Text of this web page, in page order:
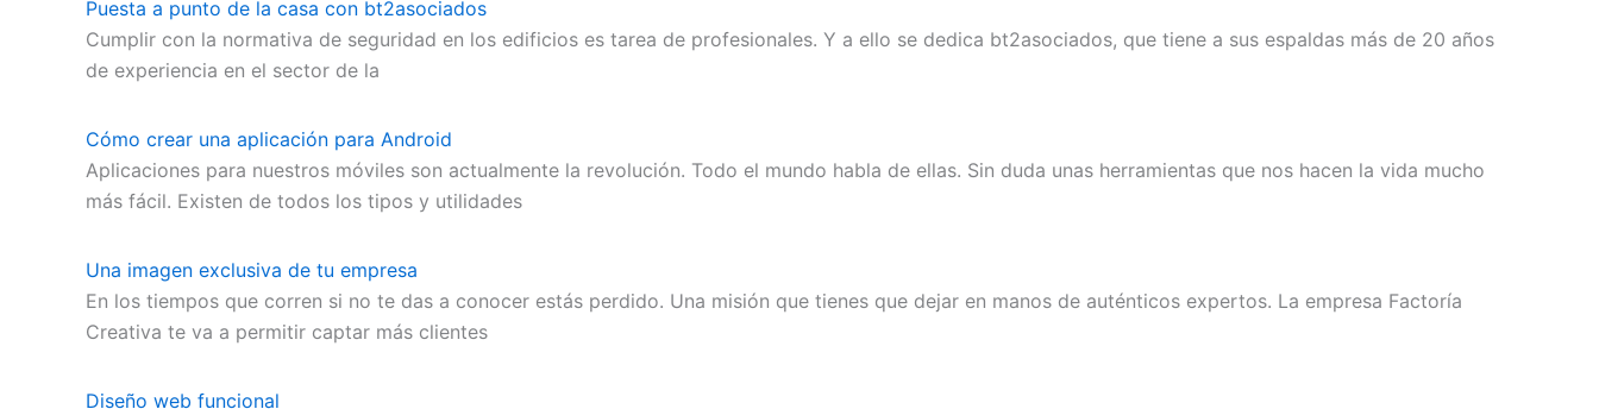
Puesta a punto de la casa con bt2asociados
Cumplir con la normativa de seguridad en los edificios es tarea de profesionales. Y a ello se dedica bt2asociados, que tiene a sus espaldas más de 20 años
de experiencia en el sector de la
Cómo crear una aplicación para Android
Aplicaciones para nuestros móviles son actualmente la revolución. Todo el mundo habla de ellas. Sin duda unas herramientas que nos hacen la vida mucho
más fácil. Existen de todos los tipos y utilidades
Una imagen exclusiva de tu empresa
En los tiempos que corren si no te das a conocer estás perdido. Una misión que tienes que dejar en manos de auténticos expertos. La empresa Factoría
Creativa te va a permitir captar más clientes
Diseño web funcional